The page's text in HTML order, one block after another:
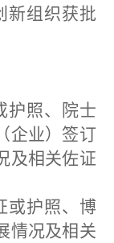
新组织获批
护照、院士
企业）签订
及相关佐证
或护照、博
情况及相关